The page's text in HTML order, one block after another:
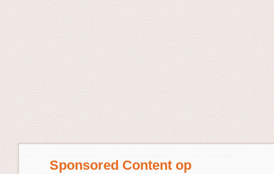
Sponsored Content op